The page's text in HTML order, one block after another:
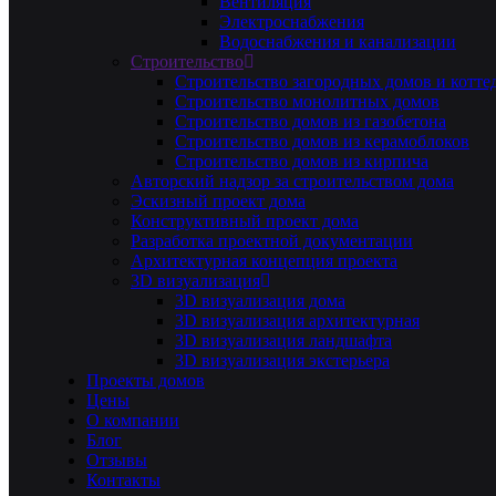
Электроснабжения
Водоснабжения и канализации
Строительство
Строительство загородных домов и
Строительство монолитных домов
Строительство домов из газобетона
Строительство домов из керамоблоков
Строительство домов из кирпича
Авторский надзор за строительством дома
Эскизный проект дома
Конструктивный проект дома
Разработка проектной документации
Архитектурная концепция проекта
3D визуализация
3D визуализация дома
3D визуализация архитектурная
3D визуализация ландшафта
3D визуализация экстерьера
Проекты домов
Цены
О компании
Блог
Отзывы
Контакты